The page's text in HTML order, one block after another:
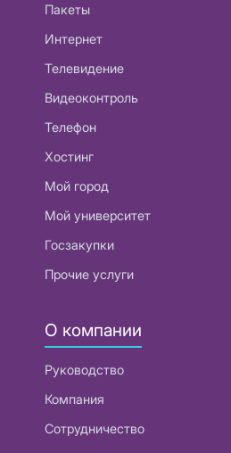
Пакеты
Интернет
Телевидение
Видеоконтроль
Телефон
Хостинг
Мой город
Мой университет
Госзакупки
Прочие услуги
О компании
Руководство
Компания
Сотрудничество